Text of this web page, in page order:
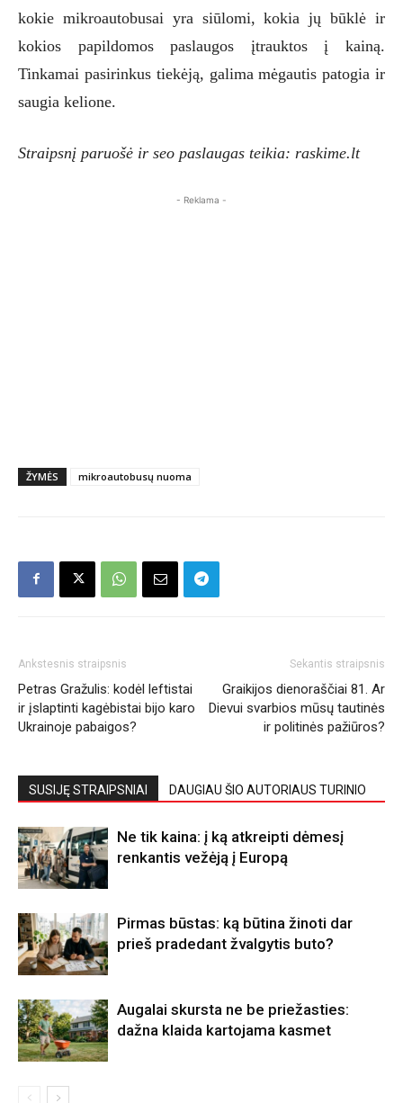
kokie mikroautobusai yra siūlomi, kokia jų būklė ir
kokios papildomos paslaugos įtrauktos į kainą.
Tinkamai pasirinkus tiekėją, galima mėgautis patogia ir
saugia kelione.
Straipsnį paruošė ir seo paslaugas teikia: raskime.lt
- Reklama -
ŽYMĖS mikroautobusų nuoma
Ankstesnis straipsnis
Petras Gražulis: kodėl leftistai
ir įslaptinti kagėbistai bijo karo
Ukrainoje pabaigos?
Sekantis straipsnis
Graikijos dienoraščiai 81. Ar
Dievui svarbios mūsų tautinės
ir politinės pažiūros?
SUSIJĘ STRAIPSNIAI DAUGIAU ŠIO AUTORIAUS TURINIO
Ne tik kaina: į ką atkreipti dėmesį
renkantis vežėją į Europą
Pirmas būstas: ką būtina žinoti dar
prieš pradedant žvalgytis buto?
Augalai skursta ne be priežasties:
dažna klaida kartojama kasmet